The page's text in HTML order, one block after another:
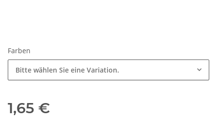
Farben
Bitte wählen Sie eine Variation.
1,65 €